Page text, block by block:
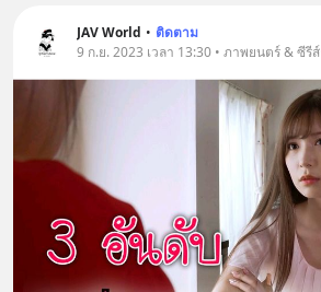
JAV World • ติดตาม
9 ก.ย. 2023 เวลา 13:30 • ภาพยนตร์ & ซีรีส์